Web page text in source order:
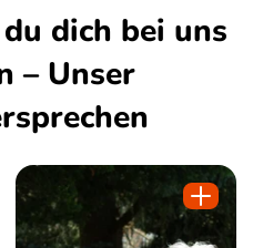
dich bei uns
– Unser